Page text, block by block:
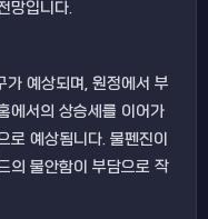
망입니다.
가 예상되며, 원정에서 부
에서의 상승세를 이어가
로 예상됩니다. 불펜진이
의 불안함이 부담으로 작